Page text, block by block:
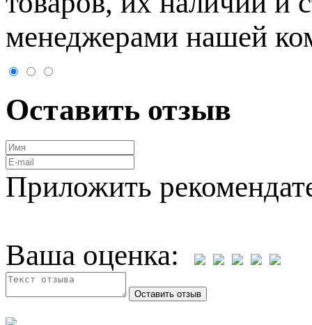
менеджерами нашей
Оставить отзыв
Приложить
Ваша оценка: